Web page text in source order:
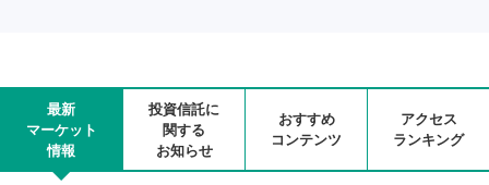
最新
マーケット
情報
投資信託に
関する
お知らせ
おすすめ
コンテンツ
アクセス
ランキング